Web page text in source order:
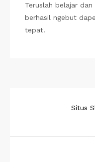
Teruslah belajar
berhasil ngebut
tepat.
Situs